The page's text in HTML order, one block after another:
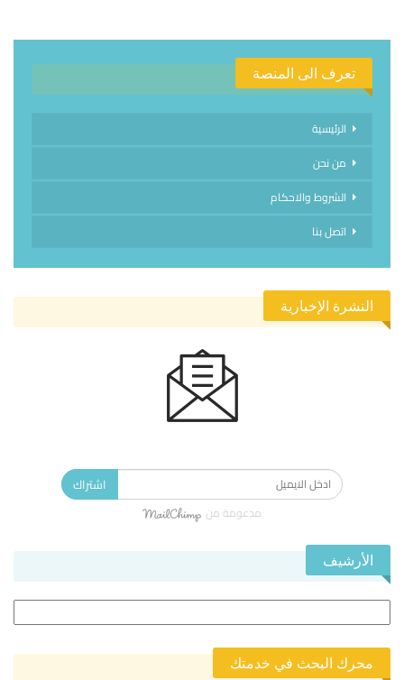
تعرف الى المنصة
الرئيسية
من نحن
الشروط والاحكام
اتصل بنا
النشرة الإخبارية
اشتراك
مدعومة من
الأرشيف
محرك البحث في خدمتك